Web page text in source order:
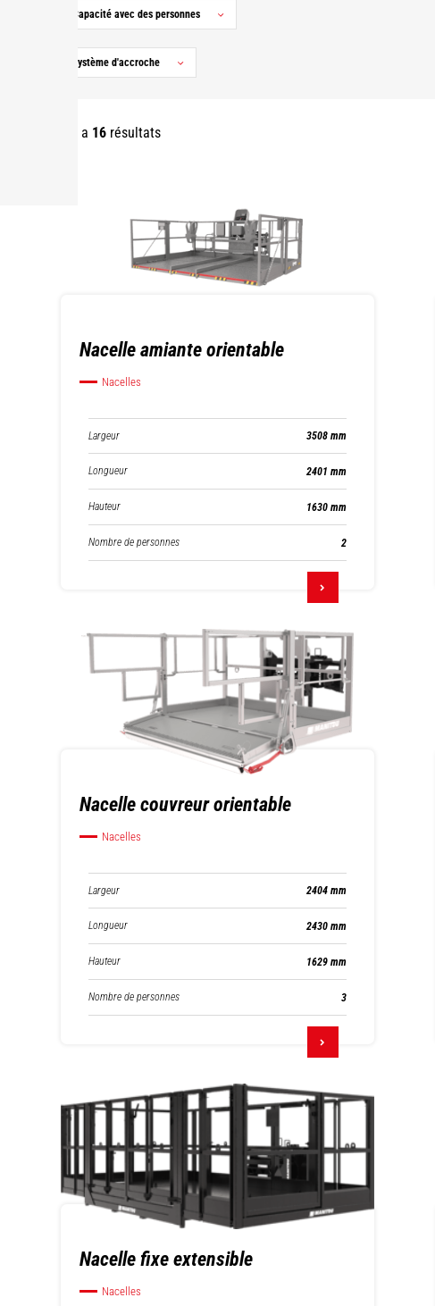
Capacité avec des personnes
Système d'accroche
Il y a 16 résultats
Nacelle amiante orientable
Nacelles
Largeur 3508 mm
Longueur 2401 mm
Hauteur 1630 mm
Nombre de personnes 2
Nacelle couvreur orientable
Nacelles
Largeur 2404 mm
Longueur 2430 mm
Hauteur 1629 mm
Nombre de personnes 3
Nacelle fixe extensible
Nacelles